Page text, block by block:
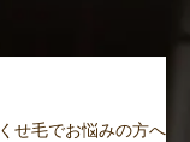
くせ毛でお悩みの方へ